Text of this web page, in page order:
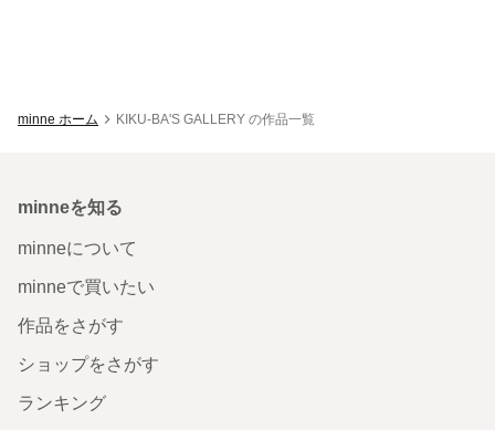
minne ホーム KIKU-BA'S GALLERY の作品一覧
minneを知る
minneについて
minneで買いたい
作品をさがす
ショップをさがす
ランキング